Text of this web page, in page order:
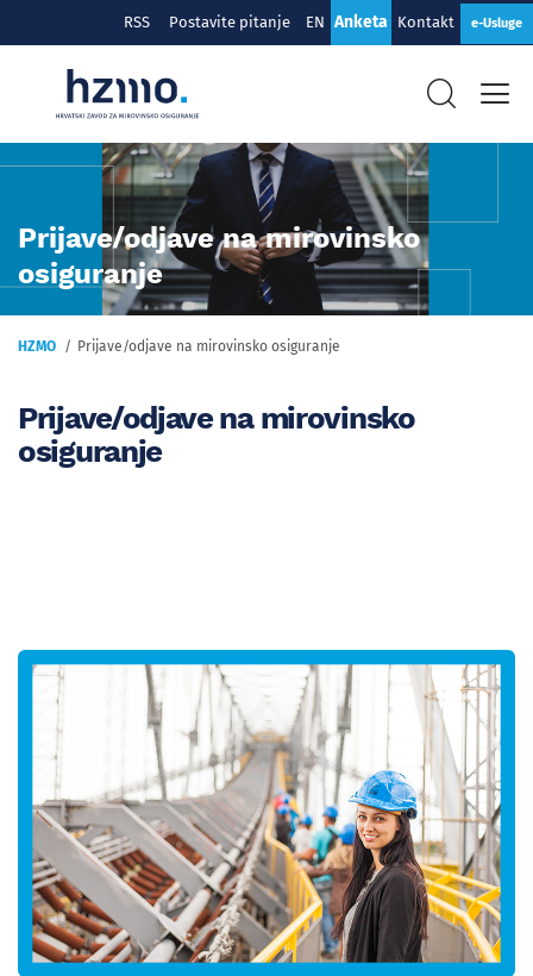
RSS Postavite pitanje EN Anketa Kontakt e-Usluge
Prijave/odjave na mirovinsko
osiguranje
HZMO Prijave/odjave na mirovinsko osiguranje
Prijave/odjave na mirovinsko
osiguranje